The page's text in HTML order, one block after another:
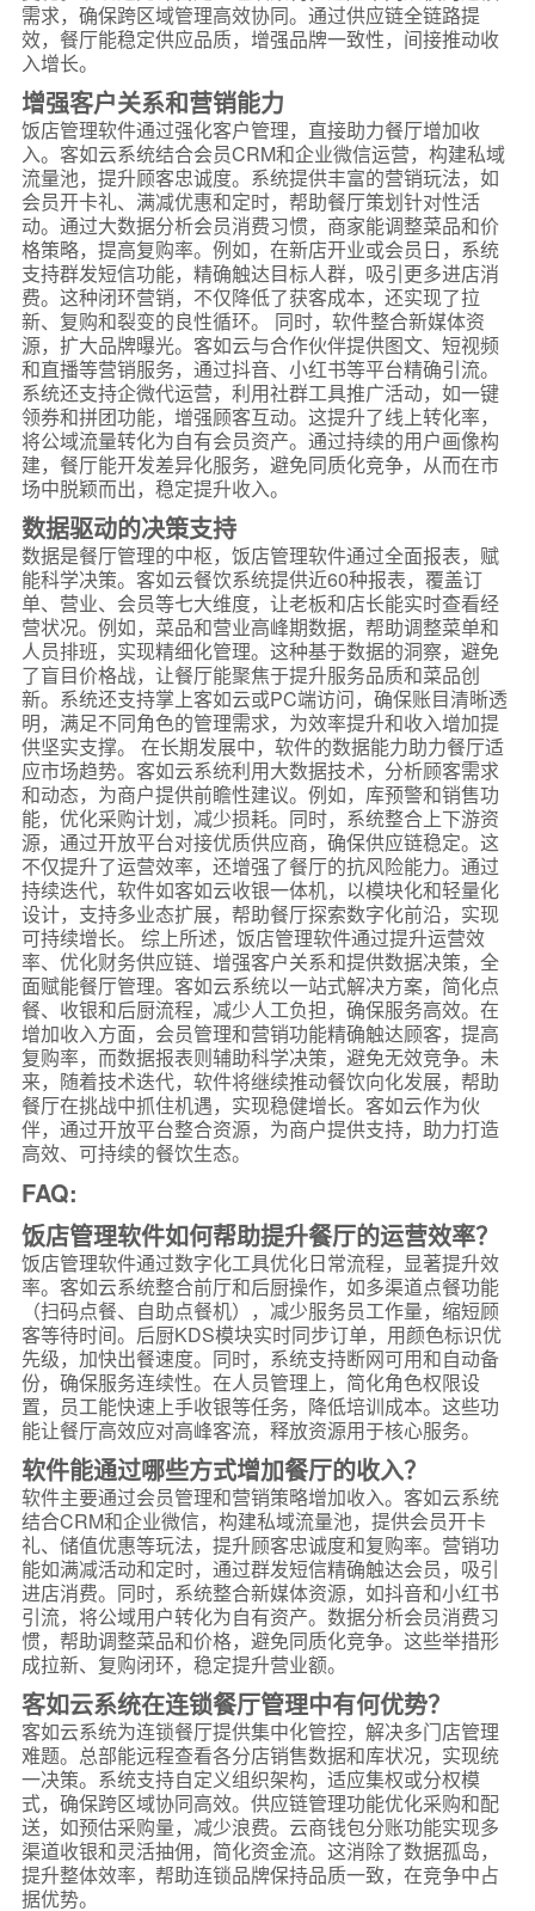
需求，确保跨区域管理高效协同。通过供应链全链路提
效，餐厅能稳定供应品质，增强品牌一致性，间接推动收
入增长。
增强客户关系和营销能力
饭店管理软件通过强化客户管理，直接助力餐厅增加收
入。客如云系统结合会员CRM和企业微信运营，构建私域
流量池，提升顾客忠诚度。系统提供丰富的营销玩法，如
会员开卡礼、满减优惠和定时，帮助餐厅策划针对性活
动。通过大数据分析会员消费习惯，商家能调整菜品和价
格策略，提高复购率。例如，在新店开业或会员日，系统
支持群发短信功能，精确触达目标人群，吸引更多进店消
费。这种闭环营销，不仅降低了获客成本，还实现了拉
新、复购和裂变的良性循环。 同时，软件整合新媒体资
源，扩大品牌曝光。客如云与合作伙伴提供图文、短视频
和直播等营销服务，通过抖音、小红书等平台精确引流。
系统还支持企微代运营，利用社群工具推广活动，如一键
领券和拼团功能，增强顾客互动。这提升了线上转化率，
将公域流量转化为自有会员资产。通过持续的用户画像构
建，餐厅能开发差异化服务，避免同质化竞争，从而在市
场中脱颖而出，稳定提升收入。
数据驱动的决策支持
数据是餐厅管理的中枢，饭店管理软件通过全面报表，赋
能科学决策。客如云餐饮系统提供近60种报表，覆盖订
单、营业、会员等七大维度，让老板和店长能实时查看经
营状况。例如，菜品和营业高峰期数据，帮助调整菜单和
人员排班，实现精细化管理。这种基于数据的洞察，避免
了盲目价格战，让餐厅能聚焦于提升服务品质和菜品创
新。系统还支持掌上客如云或PC端访问，确保账目清晰透
明，满足不同角色的管理需求，为效率提升和收入增加提
供坚实支撑。 在长期发展中，软件的数据能力助力餐厅适
应市场趋势。客如云系统利用大数据技术，分析顾客需求
和动态，为商户提供前瞻性建议。例如，库预警和销售功
能，优化采购计划，减少损耗。同时，系统整合上下游资
源，通过开放平台对接优质供应商，确保供应链稳定。这
不仅提升了运营效率，还增强了餐厅的抗风险能力。通过
持续迭代，软件如客如云收银一体机，以模块化和轻量化
设计，支持多业态扩展，帮助餐厅探索数字化前沿，实现
可持续增长。 综上所述，饭店管理软件通过提升运营效
率、优化财务供应链、增强客户关系和提供数据决策，全
面赋能餐厅管理。客如云系统以一站式解决方案，简化点
餐、收银和后厨流程，减少人工负担，确保服务高效。在
增加收入方面，会员管理和营销功能精确触达顾客，提高
复购率，而数据报表则辅助科学决策，避免无效竞争。未
来，随着技术迭代，软件将继续推动餐饮向化发展，帮助
餐厅在挑战中抓住机遇，实现稳健增长。客如云作为伙
伴，通过开放平台整合资源，为商户提供支持，助力打造
高效、可持续的餐饮生态。
FAQ:
饭店管理软件如何帮助提升餐厅的运营效率？
饭店管理软件通过数字化工具优化日常流程，显著提升效
率。客如云系统整合前厅和后厨操作，如多渠道点餐功能
（扫码点餐、自助点餐机），减少服务员工作量，缩短顾
客等待时间。后厨KDS模块实时同步订单，用颜色标识优
先级，加快出餐速度。同时，系统支持断网可用和自动备
份，确保服务连续性。在人员管理上，简化角色权限设
置，员工能快速上手收银等任务，降低培训成本。这些功
能让餐厅高效应对高峰客流，释放资源用于核心服务。
软件能通过哪些方式增加餐厅的收入？
软件主要通过会员管理和营销策略增加收入。客如云系统
结合CRM和企业微信，构建私域流量池，提供会员开卡
礼、储值优惠等玩法，提升顾客忠诚度和复购率。营销功
能如满减活动和定时，通过群发短信精确触达会员，吸引
进店消费。同时，系统整合新媒体资源，如抖音和小红书
引流，将公域用户转化为自有资产。数据分析会员消费习
惯，帮助调整菜品和价格，避免同质化竞争。这些举措形
成拉新、复购闭环，稳定提升营业额。
客如云系统在连锁餐厅管理中有何优势？
客如云系统为连锁餐厅提供集中化管控，解决多门店管理
难题。总部能远程查看各分店销售数据和库状况，实现统
一决策。系统支持自定义组织架构，适应集权或分权模
式，确保跨区域协同高效。供应链管理功能优化采购和配
送，如预估采购量，减少浪费。云商钱包分账功能实现多
渠道收银和灵活抽佣，简化资金流。这消除了数据孤岛，
提升整体效率，帮助连锁品牌保持品质一致，在竞争中占
据优势。